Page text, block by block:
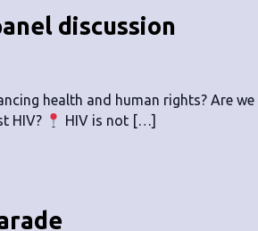
discussion
health and human rights? Are we
HIV?
HIV is not […]